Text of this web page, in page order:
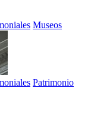
Museos
Patrimonio